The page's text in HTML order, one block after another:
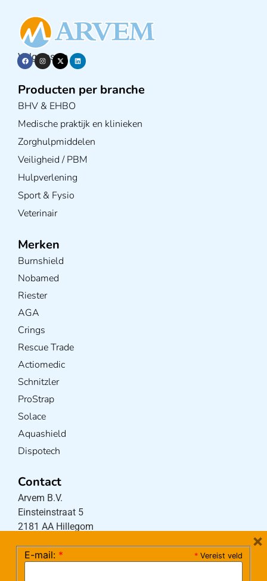
Volg ons op
Producten per branche
BHV & EHBO
Medische praktijk en klinieken
Zorghulpmiddelen
Veiligheid / PBM
Hulpverlening
Sport & Fysio
Veterinair
Merken
Burnshield
Nobamed
Riester
AGA
Crings
Rescue Trade
Actiomedic
Schnitzler
ProStrap
Solace
Aquashield
Dispotech
Contact
Arvem B.V.
Einsteinstraat 5
2181 AA Hillegom
* Vereist veld
E-mail: *
×